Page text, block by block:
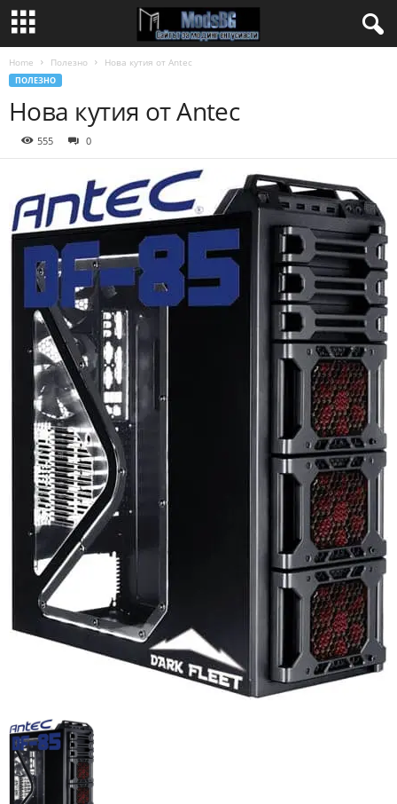
Home Полезно Нова кутия от Antec
ПОЛЕЗНО
Нова кутия от Antec
555 0